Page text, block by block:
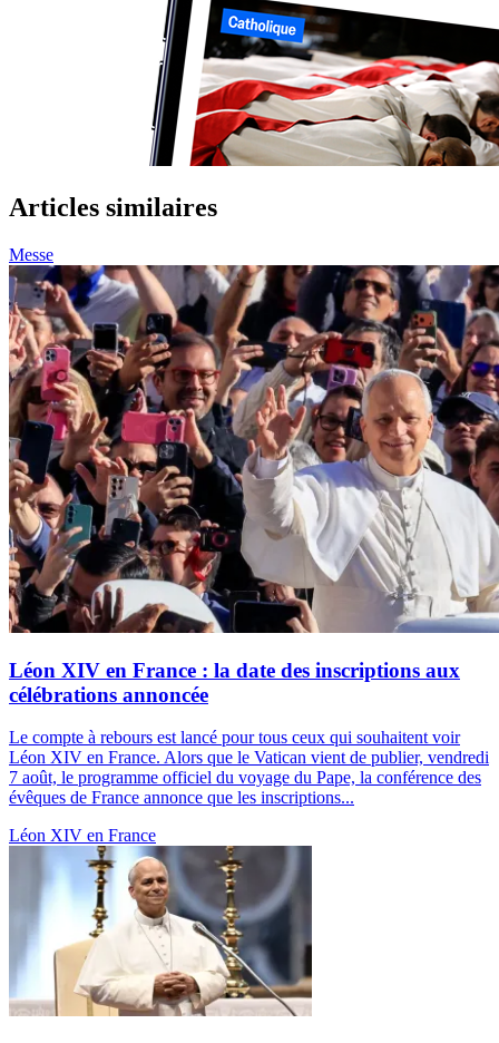
Articles similaires
Messe
Léon XIV en France : la date des inscriptions aux
célébrations annoncée
Le compte à rebours est lancé pour tous ceux qui souhaitent voir
Léon XIV en France. Alors que le Vatican vient de publier, vendredi
7 août, le programme officiel du voyage du Pape, la conférence des
évêques de France annonce que les inscriptions...
Léon XIV en France